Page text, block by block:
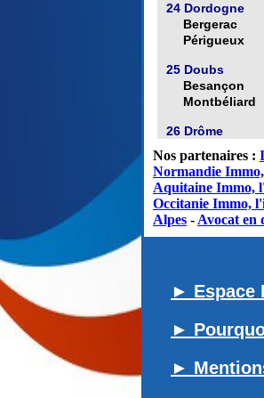
24 Dordogne
Bergerac
Périgueux
25 Doubs
Besançon
Montbéliard
26 Drôme
Nos partenaires :
Normandie
Aquitaine Immo,
Occitanie Immo,
Alpes - Avocat en
► Espace
►
►